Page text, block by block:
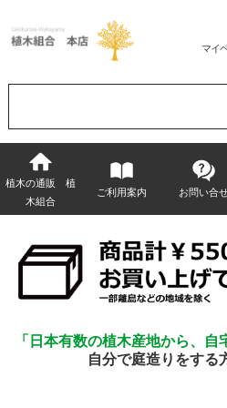
マイ
植木の通販 植
木組合
ご利用案内 お問い合
「日本有数の植木産地から、
自分で庭造りをする